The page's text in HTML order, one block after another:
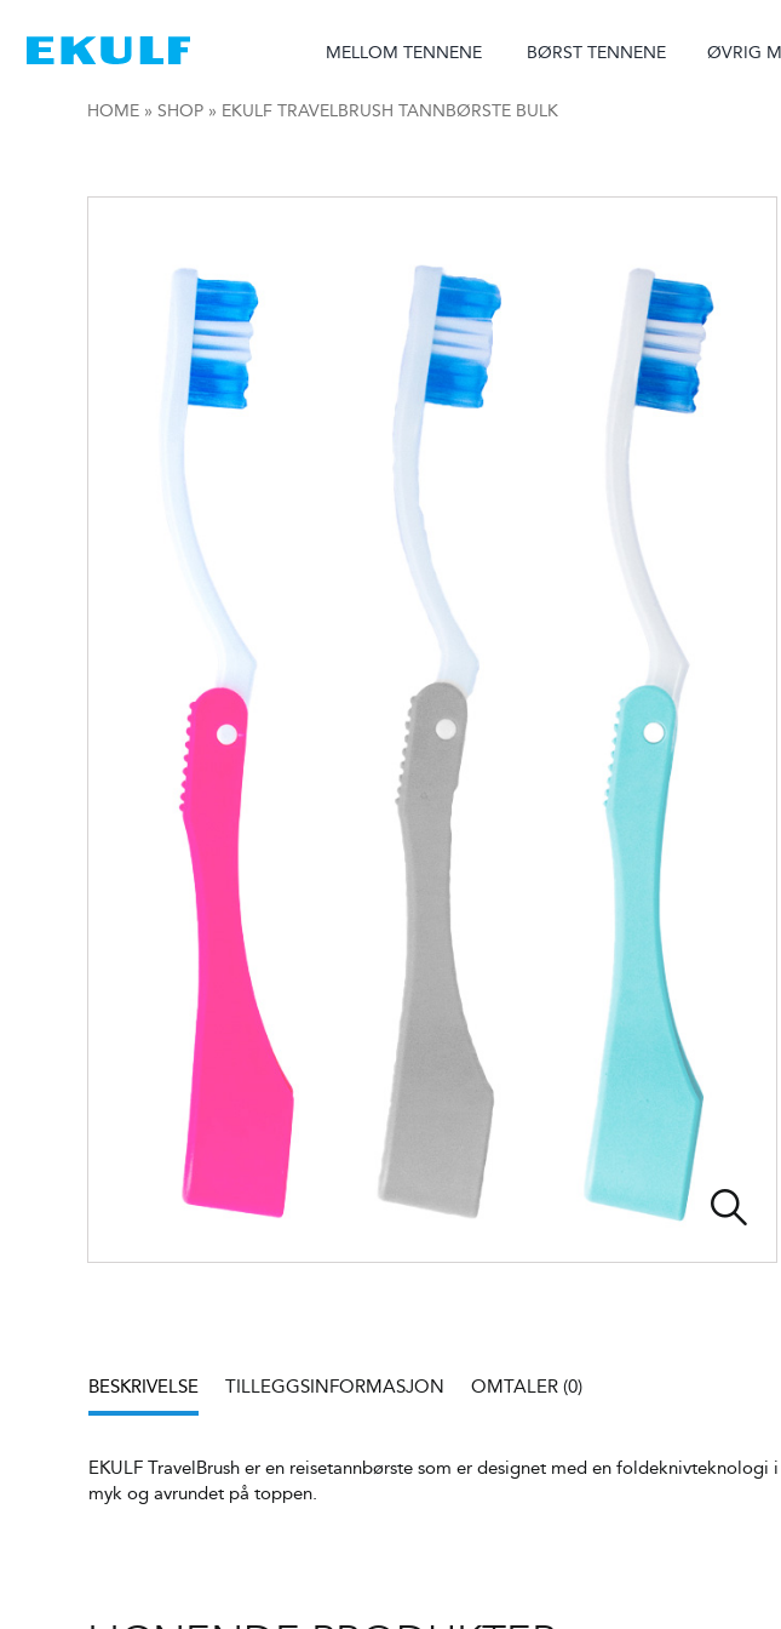
content
MELLOM TENNENE BØRST TENNENE ØVRIG
HOME» SHOP» EKULF TRAVELBRUSH TANNBØRSTE BULK
BESKRIVELSE TILLEGGSINFORMASJON OMTALER (0)
EKULF TravelBrush er en reisetannbørste som er designet med en
myk og avrundet på toppen.